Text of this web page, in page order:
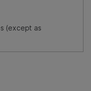
(except as